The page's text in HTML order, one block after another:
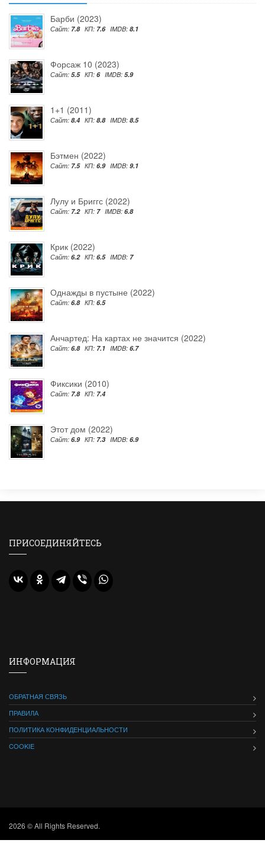
Барби (2023)
Сайт: 7.8 КП: 7.6 IMDB: 8.1
Форсаж 10 (2023)
Сайт: 5.5 КП: 6 IMDB: 5.9
1+1 (2011)
Сайт: 8.4 КП: 8.8 IMDB: 8.5
Бэтмен (2022)
Сайт: 7.5 КП: 6.9 IMDB: 9.1
Лулу и Бриггс (2022)
Сайт: 7.2 КП: 7 IMDB: 6.8
Крик (2022)
Сайт: 6.2 КП: 6.5 IMDB: 7
Однажды в пустыне (2022)
Сайт: 6.8 КП: 6.5
Анчартед: На картах не значится (2022)
Сайт: 6.8 КП: 7.1 IMDB: 6.7
Фиксики (2010)
Сайт: 7.8 КП: 7.4
Этот дом (2022)
Сайт: 6.9 КП: 7.3 IMDB: 6.9
ПРИСОЕДИНЯЙТЕСЬ
ИНФОРМАЦИЯ
ОБРАТНАЯ СВЯЗЬ
ПРАВИЛА
ПОЛИТИКА КОНФИДЕНЦИАЛЬНОСТИ
COOKIE
2026 © All Rights Reserved.